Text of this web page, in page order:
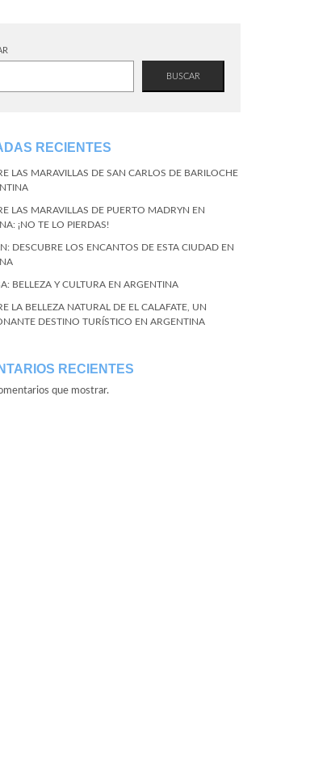
BUSCAR
RECIENTES
LAS MARAVILLAS DE SAN CARLOS DE BARILOCHE
LAS MARAVILLAS DE PUERTO MADRYN EN
¡NO TE LO PIERDAS!
DESCUBRE LOS ENCANTOS DE ESTA CIUDAD EN
BELLEZA Y CULTURA EN ARGENTINA
LA BELLEZA NATURAL DE EL CALAFATE, UN
DESTINO TURÍSTICO EN ARGENTINA
RECIENTES
que mostrar.